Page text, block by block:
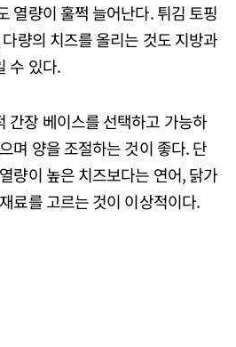
열량이 훌쩍 늘어난다. 튀김 토핑
량의 치즈를 올리는 것도 지방과
수 있다.
간장 베이스를 선택하고 가능하
며 양을 조절하는 것이 좋다. 단
량이 높은 치즈보다는 연어, 닭가
료를 고르는 것이 이상적이다.